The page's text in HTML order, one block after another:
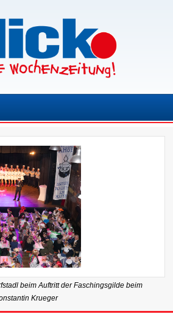
beim Auftritt der Faschingsgilde beim
Krueger